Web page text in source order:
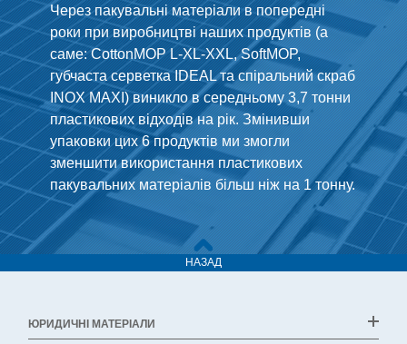
Через пакувальні матеріали в попередні
роки при виробництві наших продуктів (а
саме: CottonMOP L-XL-XXL, SoftMOP,
губчаста серветка IDEAL та спіральний скраб
INOX MAXI) виникло в середньому 3,7 тонни
пластикових відходів на рік. Змінивши
упаковки цих 6 продуктів ми змогли
зменшити використання пластикових
пакувальних матеріалів більш ніж на 1 тонну.
НАЗАД
ЮРИДИЧНІ МАТЕРІАЛИ